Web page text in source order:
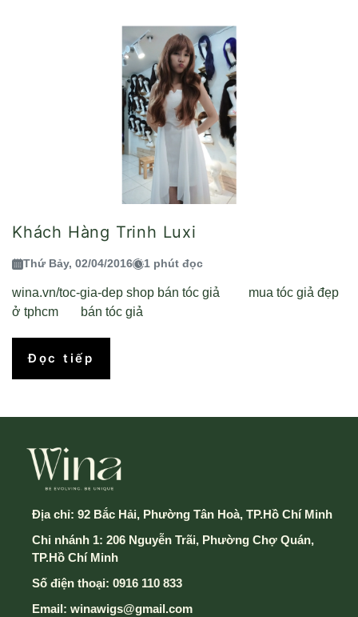
Khách Hàng Trinh Luxi
Thứ Bảy, 02/04/2016 1 phút đọc
wina.vn/toc-gia-dep shop bán tóc giả mua tóc giả đẹp
ở tphcm bán tóc giả
Đọc tiếp
Địa chỉ: 92 Bắc Hải, Phường Tân Hoà, TP.Hồ Chí Minh
Chi nhánh 1: 206 Nguyễn Trãi, Phường Chợ Quán,
TP.Hồ Chí Minh
Số điện thoại: 0916 110 833
Email: winawigs@gmail.com